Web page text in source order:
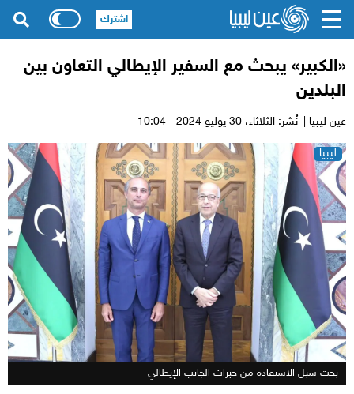
«الكبير» يبحث مع السفير الإيطالي التعاون بين
البلدين
عين ليبيا | نُشر: الثلاثاء،
ليبيا
بحث سبل الاستفادة من خبرات الجانب الإيطالي
اشترك